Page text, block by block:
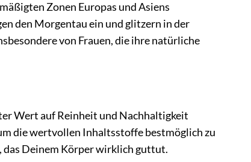
Zonen Europas und Asiens
den Morgentau ein und glitzern in der
von Frauen, die ihre natürliche
Wert auf Reinheit und Nachhaltigkeit
die wertvollen Inhaltsstoffe bestmöglich zu
das Deinem Körper wirklich guttut.